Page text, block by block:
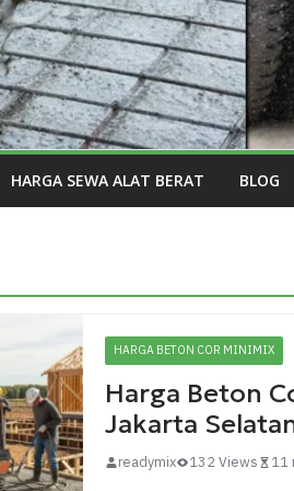
HARGA SEWA ALAT BERAT BLOG
HARGA BETON COR MINIMIX
Harga Beton
Jakarta
readymix 132 Views 11